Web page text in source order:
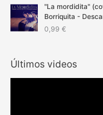
"La mordidita"
Borriquita -
0,99€
Últimos videos